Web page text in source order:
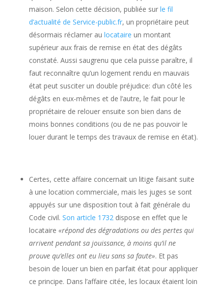
maison. Selon cette décision, publiée sur le fil
d’actualité de Service-public.fr, un propriétaire peut
désormais réclamer au locataire un montant
supérieur aux frais de remise en état des dégâts
constaté. Aussi saugrenu que cela puisse paraître, il
faut reconnaître qu’un logement rendu en mauvais
état peut susciter un double préjudice: d’un côté les
dégâts en eux-mêmes et de l’autre, le fait pour le
propriétaire de relouer ensuite son bien dans de
moins bonnes conditions (ou de ne pas pouvoir le
louer durant le temps des travaux de remise en état).
Certes, cette affaire concernait un litige faisant suite
à une location commerciale, mais les juges se sont
appuyés sur une disposition tout à fait générale du
Code civil. Son article 1732dispose en effet que le
locataire «répond des dégradations ou des pertes qui
arrivent pendant sa jouissance, à moins qu’il ne
prouve qu’elles ont eu lieu sans sa faute». Et pas
besoin de louer un bien en parfait état pour appliquer
ce principe. Dans l’affaire citée, les locaux étaient loin